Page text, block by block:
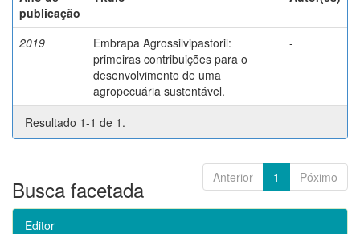
publicação
2019
Embrapa Agrossilvipastoril:
primeiras contribuições para o
desenvolvimento de uma
agropecuária sustentável.
-
Resultado 1-1 de 1.
Anterior 1 Póximo
Busca facetada
Editor